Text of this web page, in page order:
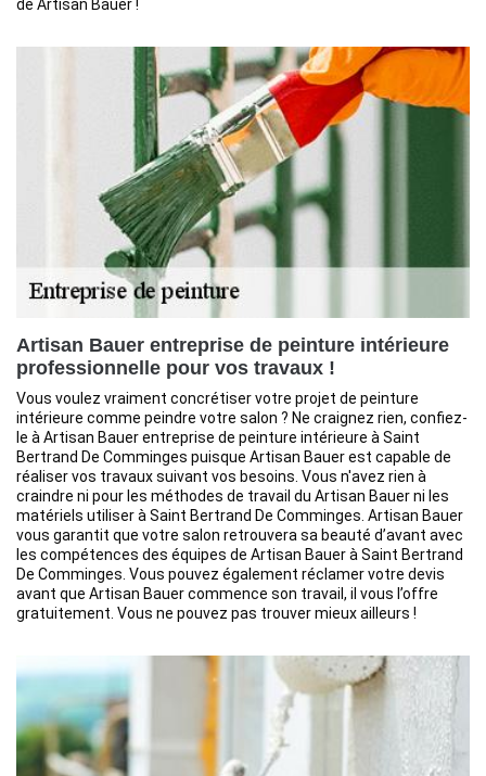
de Artisan Bauer !
Artisan Bauer entreprise de peinture intérieure
professionnelle pour vos travaux !
Vous voulez vraiment concrétiser votre projet de peinture
intérieure comme peindre votre salon ? Ne craignez rien, confiez-
le à Artisan Bauer entreprise de peinture intérieure à Saint
Bertrand De Comminges puisque Artisan Bauer est capable de
réaliser vos travaux suivant vos besoins. Vous n'avez rien à
craindre ni pour les méthodes de travail du Artisan Bauer ni les
matériels utiliser à Saint Bertrand De Comminges. Artisan Bauer
vous garantit que votre salon retrouvera sa beauté d’avant avec
les compétences des équipes de Artisan Bauer à Saint Bertrand
De Comminges. Vous pouvez également réclamer votre devis
avant que Artisan Bauer commence son travail, il vous l’offre
gratuitement. Vous ne pouvez pas trouver mieux ailleurs !